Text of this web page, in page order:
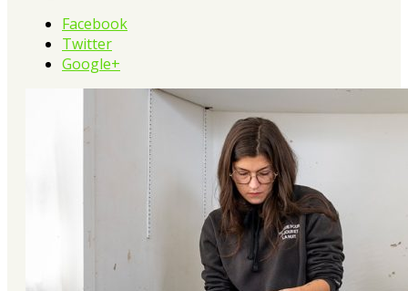
Facebook
Twitter
Google+